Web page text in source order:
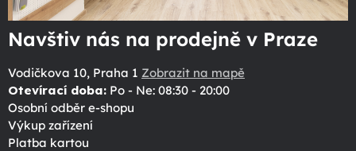
Navštiv nás na prodejně v Praze
Vodičkova 10, Praha 1 Zobrazit na mapě
Otevírací doba: Po - Ne: 08:30 - 20:00
Osobní odběr e-shopu
Výkup zařízení
Platba kartou